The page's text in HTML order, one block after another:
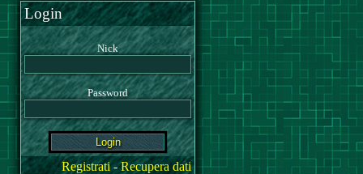
Login
Nick
Password
Registrati-Recupera dati